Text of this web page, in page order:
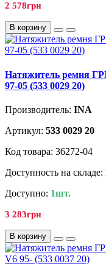
2 578грн
В корзину
Натяжитель ремня
97-05 (533 0029 20)
Производитель: INA
Артикул: 533 0029 20
Код товара: 36272-04
Доступность на складе:
Доступно: 1шт.
3 283грн
В корзину